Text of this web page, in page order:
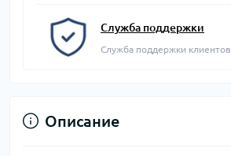
Служба поддержки
Служба поддержки клиентов
Описание